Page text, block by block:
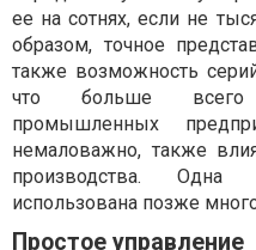
ее на сотнях, если не
образом, точное
также возможность
что больше всего
промышленных
немаловажно, также
производства.
использована позже
Простое управление